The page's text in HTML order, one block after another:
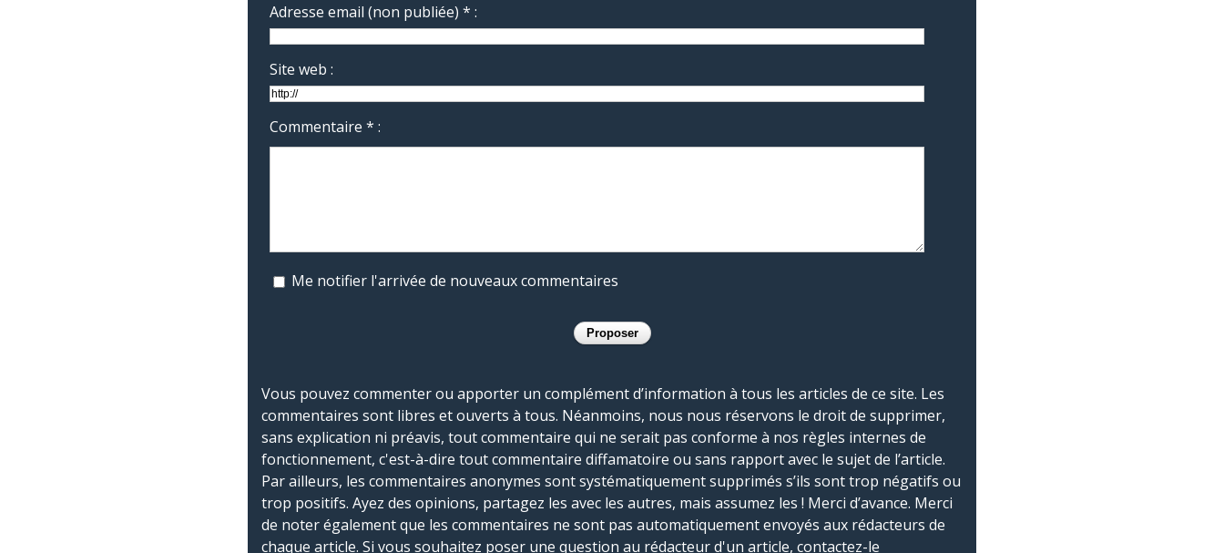
Adresse email (non publiée) * :
Site web :
Commentaire * :
Me notifier l'arrivée de nouveaux commentaires
Vous pouvez commenter ou apporter un complément d’information à tous les articles de ce site. Les
commentaires sont libres et ouverts à tous. Néanmoins, nous nous réservons le droit de supprimer,
sans explication ni préavis, tout commentaire qui ne serait pas conforme à nos règles internes de
fonctionnement, c'est-à-dire tout commentaire diffamatoire ou sans rapport avec le sujet de l’article.
Par ailleurs, les commentaires anonymes sont systématiquement supprimés s’ils sont trop négatifs ou
trop positifs. Ayez des opinions, partagez les avec les autres, mais assumez les ! Merci d’avance. Merci
de noter également que les commentaires ne sont pas automatiquement envoyés aux rédacteurs de
chaque article. Si vous souhaitez poser une question au rédacteur d'un article, contactez-le